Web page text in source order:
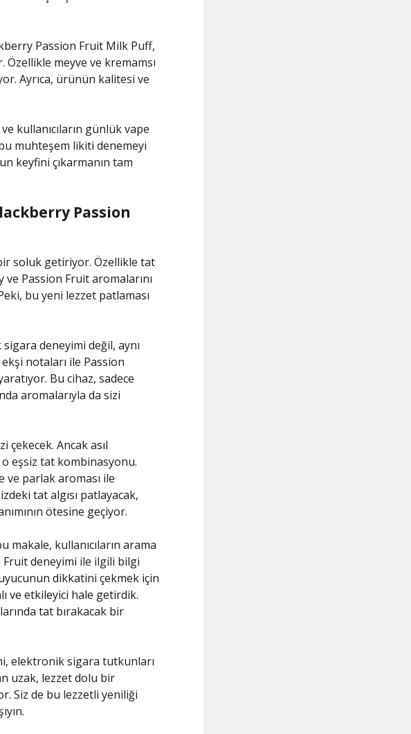
Passion Fruit Milk Puff,
Özellikle meyve ve kremamsı
Ayrıca, ürünün kalitesi ve
kullanıcıların günlük vape
muhteşem likiti denemeyi
keyfini çıkarmanın tam
Passion
soluk getiriyor. Özellikle tat
Passion Fruit aromalarını
bu yeni lezzet patlaması
deneyimi değil, aynı
notaları ile Passion
Bu cihaz, sadece
aromalarıyla da sizi
çekecek. Ancak asıl
eşsiz tat kombinasyonu.
ve parlak aroması ile
tat algısı patlayacak,
ötesine geçiyor.
makale, kullanıcıların arama
Fruit deneyimi ile ilgili bilgi
dikkatini çekmek için
ve etkileyici hale getirdik.
tat bırakacak bir
elektronik sigara tutkunları
uzak, lezzet dolu bir
Siz de bu lezzetli yeniliği